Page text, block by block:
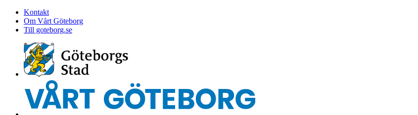
Kontakt
Om Vårt Göteborg
Till goteborg.se